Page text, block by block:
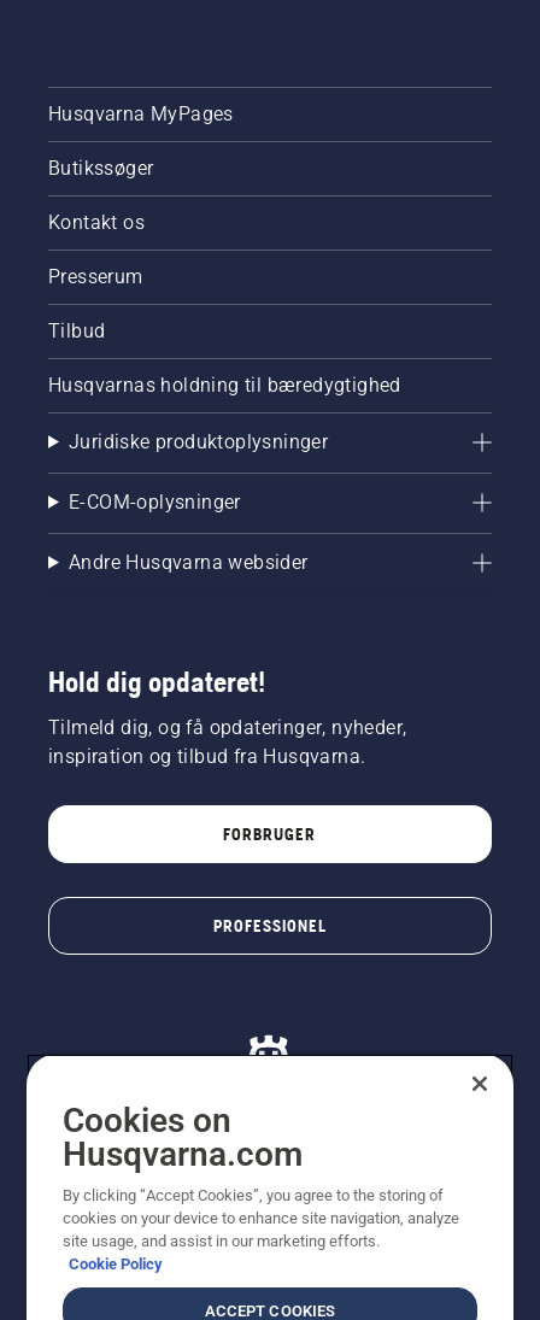
Husqvarna MyPages
Butikssøger
Kontakt os
Presserum
Tilbud
Husqvarnas holdning til bæredygtighed
Juridiske produktoplysninger
E-COM-oplysninger
Andre Husqvarna websider
Hold dig opdateret!
Tilmeld dig, og få opdateringer, nyheder,
inspiration og tilbud fra Husqvarna.
FORBRUGER
PROFESSIONEL
viste priser er vejledende udsalgspriser. Der tages
forbehold for stave- og trykfejl samt prisændringer. Vi
stræber efter at have så nøjagtige oplysningerne på
dette websted som muligt. Alle anførte priser er
vejledende udsalgspriser (inkl. moms), medmindre
Cookies on
Husqvarna.com
By clicking “Accept Cookies”, you agree to the storing of
cookies on your device to enhance site navigation, analyze
site usage, and assist in our marketing efforts.
Cookie Policy
ACCEPT COOKIES